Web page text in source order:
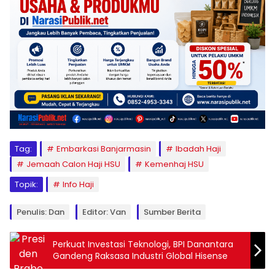
Tag: Embarkasi Banjarmasin
Ibadah Haji
Jemaah Calon Haji HSU
Kemenhaj HSU
Topik:
Info Haji
Penulis: Dan Editor: Van Sumber Berita
Perkuat Investasi Teknologi, BPI Danantara
Gandeng Raksasa Industri Global Hisense